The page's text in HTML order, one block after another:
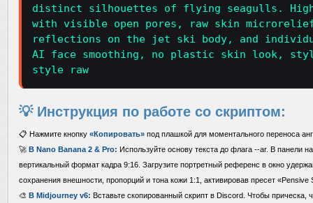
distinct silhouettes of flying seagulls.
with visible open pores, raw skin
reflections on the jet ski body, and
AI face smoothing, no plastic skin look,
style raw
💡 Инструкция по работе со скриптом:
📋 Нажмите кнопку «Копировать» под плашкой для моментального переноса
🚀 В Nano Banana 2 & Pro: Используйте основу текста до флага --ar. В панели
вертикальный формат кадра 9:16. Загрузите портретный референс в окно
сохранения внешности, пропорций и тона кожи 1:1, активировав пресет «Pensive
🎨 В Midjourney v6: Вставьте скопированный скрипт в Discord. Чтобы прическа,